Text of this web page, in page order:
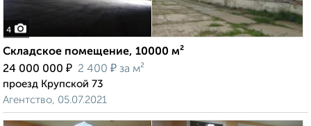
4
Складское помещение, 10000 м²
24 000 000 ₽ 2 400 ₽ за м²
проезд Крупской 73
Агентство, 05.07.2021